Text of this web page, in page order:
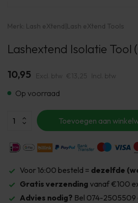
Merk: Lash eXtend|Lash eXtend Tools
Lashextend Isolatie Tool
10,95 Excl. btw €13,25 Incl. btw
Op voorraad
Toevoegen aan
Voor 16:00 besteld = dezelfde
Gratis verzending vanaf €100
Advies nodig? Bel 074-2505509